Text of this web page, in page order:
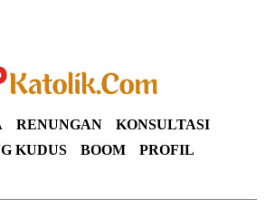
RENUNGAN
KONSULTASI
KUDUS BOOM
PROFIL